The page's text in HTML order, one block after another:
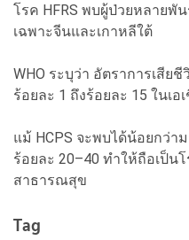
โรค HFRS พบผู้ป่วยหลายพั
เฉพาะจีนและเกาหลีใต้
WHO ระบุว่า อัตราการเสีย
ร้อยละ 1 ถึงร้อยละ 15 ในเอ
แม้ HCPS จะพบได้น้อยกว่า
ร้อยละ 20–40 ทำให้ถือเป็น
สาธารณสุข
Tag